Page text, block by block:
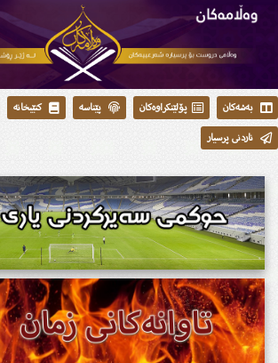
بەشەکان پۆلێنکراوەکان پێناسە کتێبخانە
ناردنی پرسیار